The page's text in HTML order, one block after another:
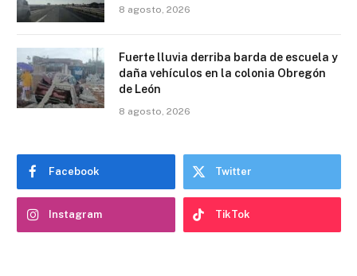
8 agosto, 2026
Fuerte lluvia derriba barda de escuela y
daña vehículos en la colonia Obregón
de León
8 agosto, 2026
Facebook Twitter
Instagram TikTok